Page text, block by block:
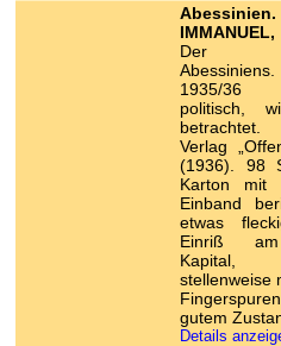
Der
1935/36
politisch,
Verlag
(1936). 98
Karton mit
Einband
etwas
Einriß
stellenweise
gutem
Details